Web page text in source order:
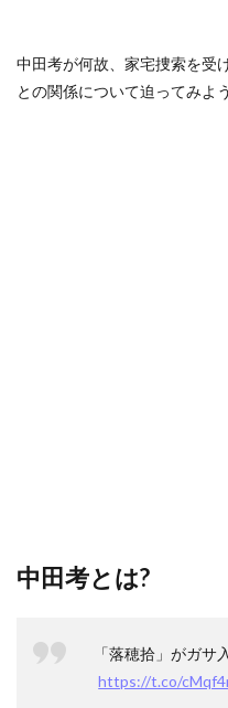
中田考が何故、家宅捜索を受
との関係について迫ってみよう
中田考とは?
「落穂拾」がガサ
https://t.co/